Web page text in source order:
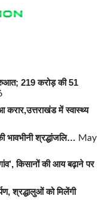
219 करोड़ की 51
में स्वास्थ्य
भावभीनी श्रद्धांजलि… May
किसानों की आय बढ़ाने पर
श्रद्धालुओं को मिलेंगी